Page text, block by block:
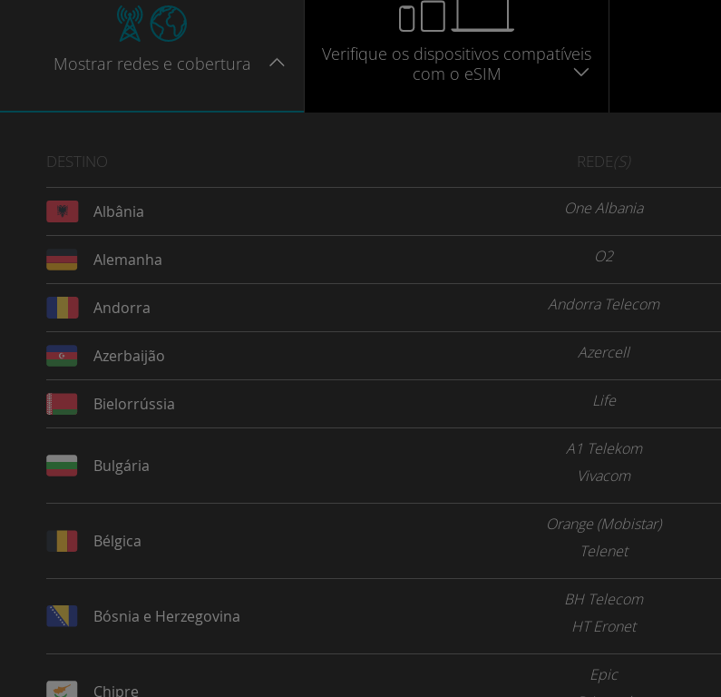
Mostrar redes e cobertura Verifique os dispositivos compatíveis
com o eSIM
DESTINO REDE(S)
Albânia One Albania
Alemanha O2
Andorra Andorra Telecom
Azerbaijão Azercell
Bielorrússia Life
Bulgária
A1 Telekom
Vivacom
Bélgica
Orange (Mobistar)
Telenet
Bósnia e Herzegovina
BH Telecom
HT Eronet
Chipre
Epic